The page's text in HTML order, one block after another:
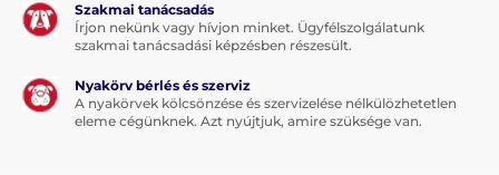
Szakmai tanácsadás
Írjon nekünk vagy hívjon minket. Ügyfélszolgálatunk
szakmai tanácsadási képzésben részesült.
Nyakörv bérlés és szerviz
A nyakörvek kölcsönzése és szervizelése nélkülözhetetlen
eleme cégünknek. Azt nyújtjuk, amire szüksége van.